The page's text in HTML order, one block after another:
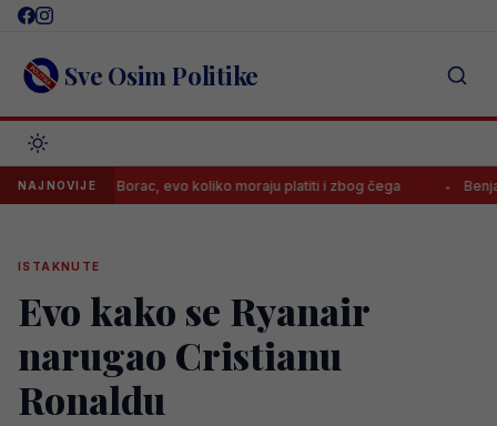
Skip
content Sve Osim Politike
NAJNOVIJE
Borac, evo koliko moraju platiti i zbog čega Benjamin Šehić
ISTAKNUTE
Evo kako se Ryanair
narugao Cristianu
Ronaldu